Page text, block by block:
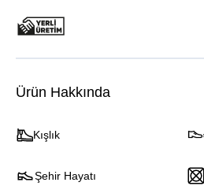
Ürün Hakkında
Kışlık
Şehir Hayatı